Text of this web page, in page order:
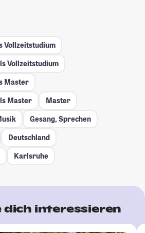
Vollzeitstudium
Vollzeitstudium
Master
Master
Master
Gesang, Sprechen
Deutschland
Karlsruhe
dich interessieren